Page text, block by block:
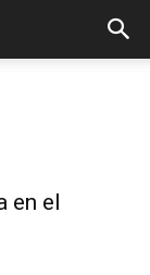
en el